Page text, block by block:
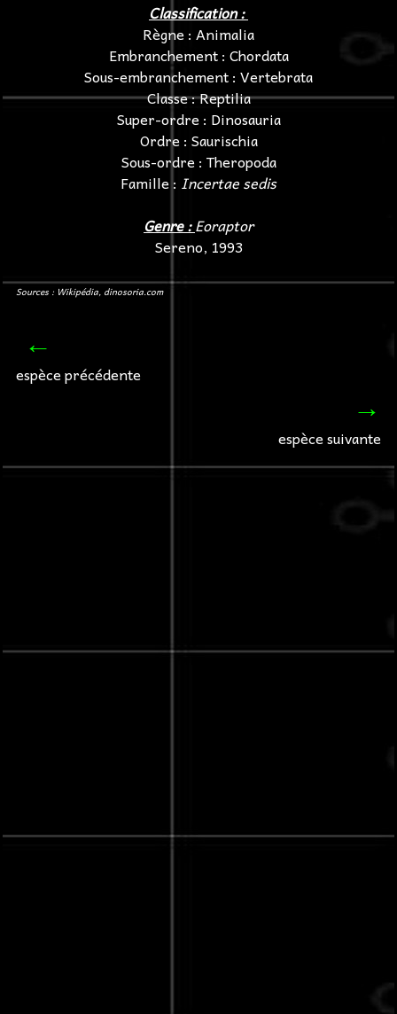
Classification :
Règne : Animalia
Embranchement : Chordata
Sous-embranchement : Vertebrata
Classe : Reptilia
Super-ordre : Dinosauria
Ordre : Saurischia
Sous-ordre : Theropoda
Famille : Incertae sedis
Genre :Eoraptor
Sereno, 1993
Sources : Wikipédia, dinosoria.com
←
espèce précédente
→
espèce suivante